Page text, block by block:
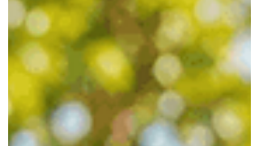
и красивой повседневности, в
которой особый повод не нужен —
ты уже повод.